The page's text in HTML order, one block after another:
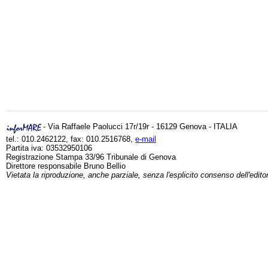
- Via Raffaele Paolucci 17r/19r - 16129 Genova - ITALIA
tel.: 010.2462122, fax: 010.2516768, e-mail
Partita iva: 03532950106
Registrazione Stampa 33/96 Tribunale di Genova
Direttore responsabile Bruno Bellio
Vietata la riproduzione, anche parziale, senza l'esplicito consenso